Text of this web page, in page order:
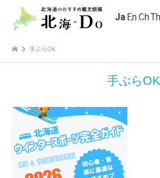
手ぶらOK
手ぶらOK